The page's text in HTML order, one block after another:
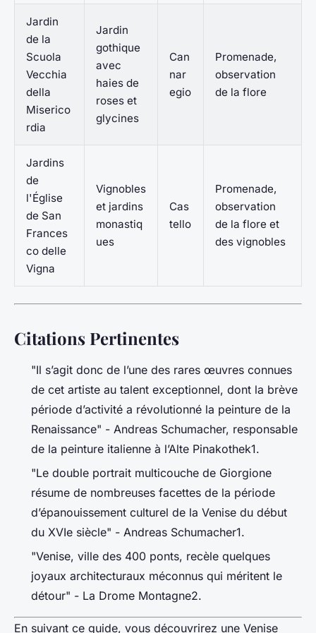
Jardin
de la
Scuola
Vecchia
della
Miserico
rdia
Jardin
gothique
avec
haies de
roses et
glycines
Can
nar
egio
Promenade,
observation
de la flore
Jardins
de
l'Église
de San
Frances
co delle
Vigna
Vignobles
et jardins
monastiq
ues
Cas
tello
Promenade,
observation
de la flore et
des vignobles
Citations Pertinentes
"Il s’agit donc de l’une des rares œuvres connues
de cet artiste au talent exceptionnel, dont la brève
période d’activité a révolutionné la peinture de la
Renaissance" - Andreas Schumacher, responsable
de la peinture italienne à l’Alte Pinakothek1.
"Le double portrait multicouche de Giorgione
résume de nombreuses facettes de la période
d’épanouissement culturel de la Venise du début
du XVIe siècle" - Andreas Schumacher1.
"Venise, ville des 400 ponts, recèle quelques
joyaux architecturaux méconnus qui méritent le
détour" - La Drome Montagne2.
En suivant ce guide, vous découvrirez une Venise